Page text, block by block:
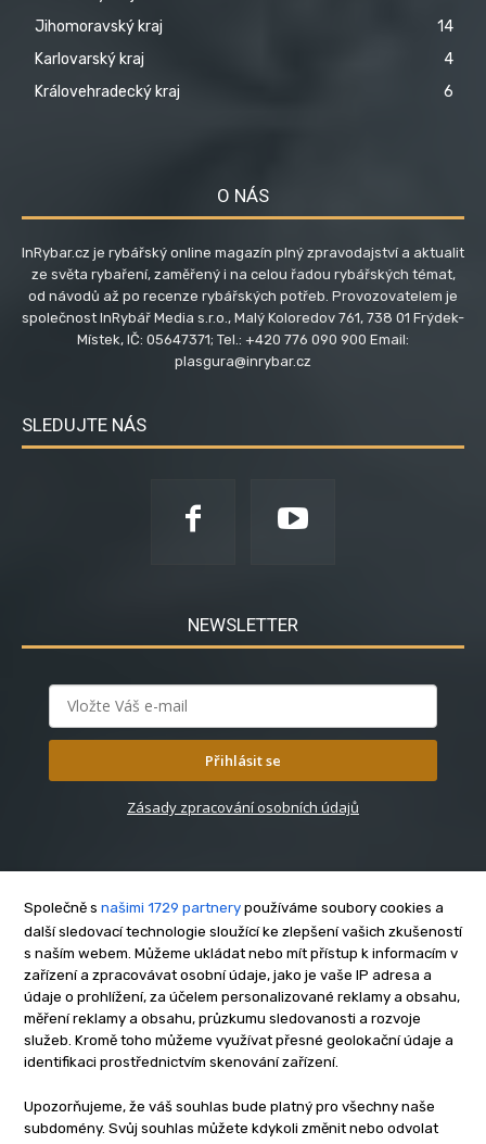
Jihomoravský kraj
14
Karlovarský kraj
4
Královehradecký kraj
6
O NÁS
InRybar.cz je rybářský online magazín plný zpravodajství a aktualit
ze světa rybaření, zaměřený i na celou řadou rybářských témat,
od návodů až po recenze rybářských potřeb. Provozovatelem je
společnost InRybář Media s.r.o., Malý Koloredov 761, 738 01 Frýdek-
Místek, IČ: 05647371; Tel.: +420 776 090 900 Email:
plasgura@inrybar.cz
SLEDUJTE NÁS
NEWSLETTER
Přihlásit se
Zásady zpracování osobních údajů
O nás
Kontakt
Reklama
Zásady soukromí
Privacy policy
Cookies
Etický kodex
Společně s našimi 1729 partnery používáme soubory cookies a
další sledovací technologie sloužící ke zlepšení vašich zkušeností
s naším webem. Můžeme ukládat nebo mít přístup k informacím v
zařízení a zpracovávat osobní údaje, jako je vaše IP adresa a
údaje o prohlížení, za účelem personalizované reklamy a obsahu,
měření reklamy a obsahu, průzkumu sledovanosti a rozvoje
služeb. Kromě toho můžeme využívat přesné geolokační údaje a
identifikaci prostřednictvím skenování zařízení.
Upozorňujeme, že váš souhlas bude platný pro všechny naše
subdomény. Svůj souhlas můžete kdykoli změnit nebo odvolat